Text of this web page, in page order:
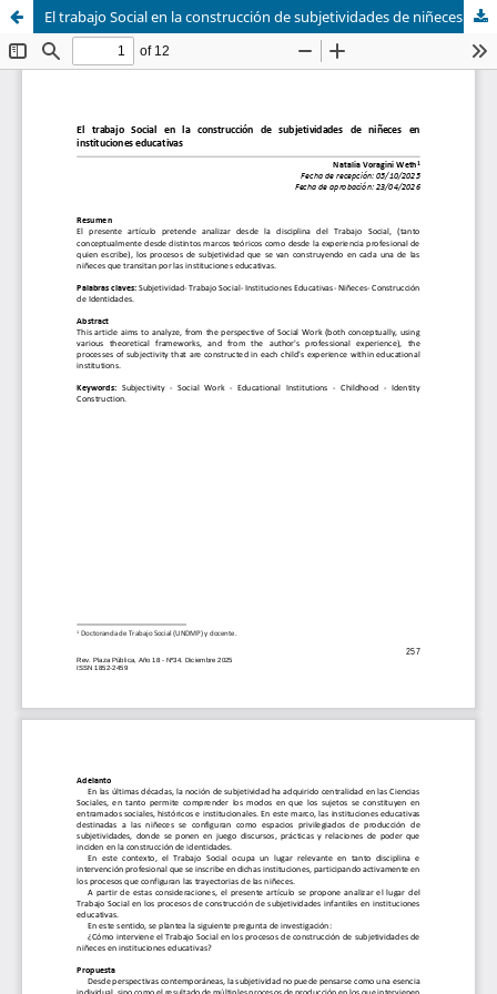
El trabajo Social en la construcción de subjetividades de niñeces en instituciones educativas